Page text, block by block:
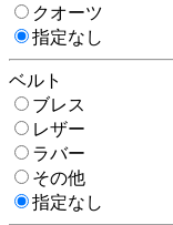
クオーツ
指定なし
ベルト
ブレス
レザー
ラバー
その他
指定なし